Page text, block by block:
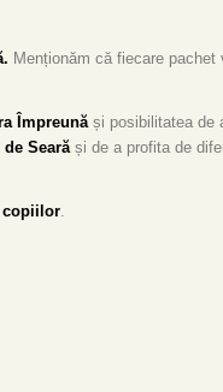
Menționăm că fiecare pachet
Împreunăși posibilitatea de
Searăși de a profita de
copiilor.